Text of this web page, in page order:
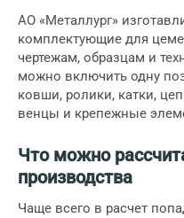
АО «Металлург»
комплектующие для
чертежам, образцам и
можно включить одну
ковши, ролики, катки,
венцы и крепежные
Что можно
производства
Чаще всего в расчет